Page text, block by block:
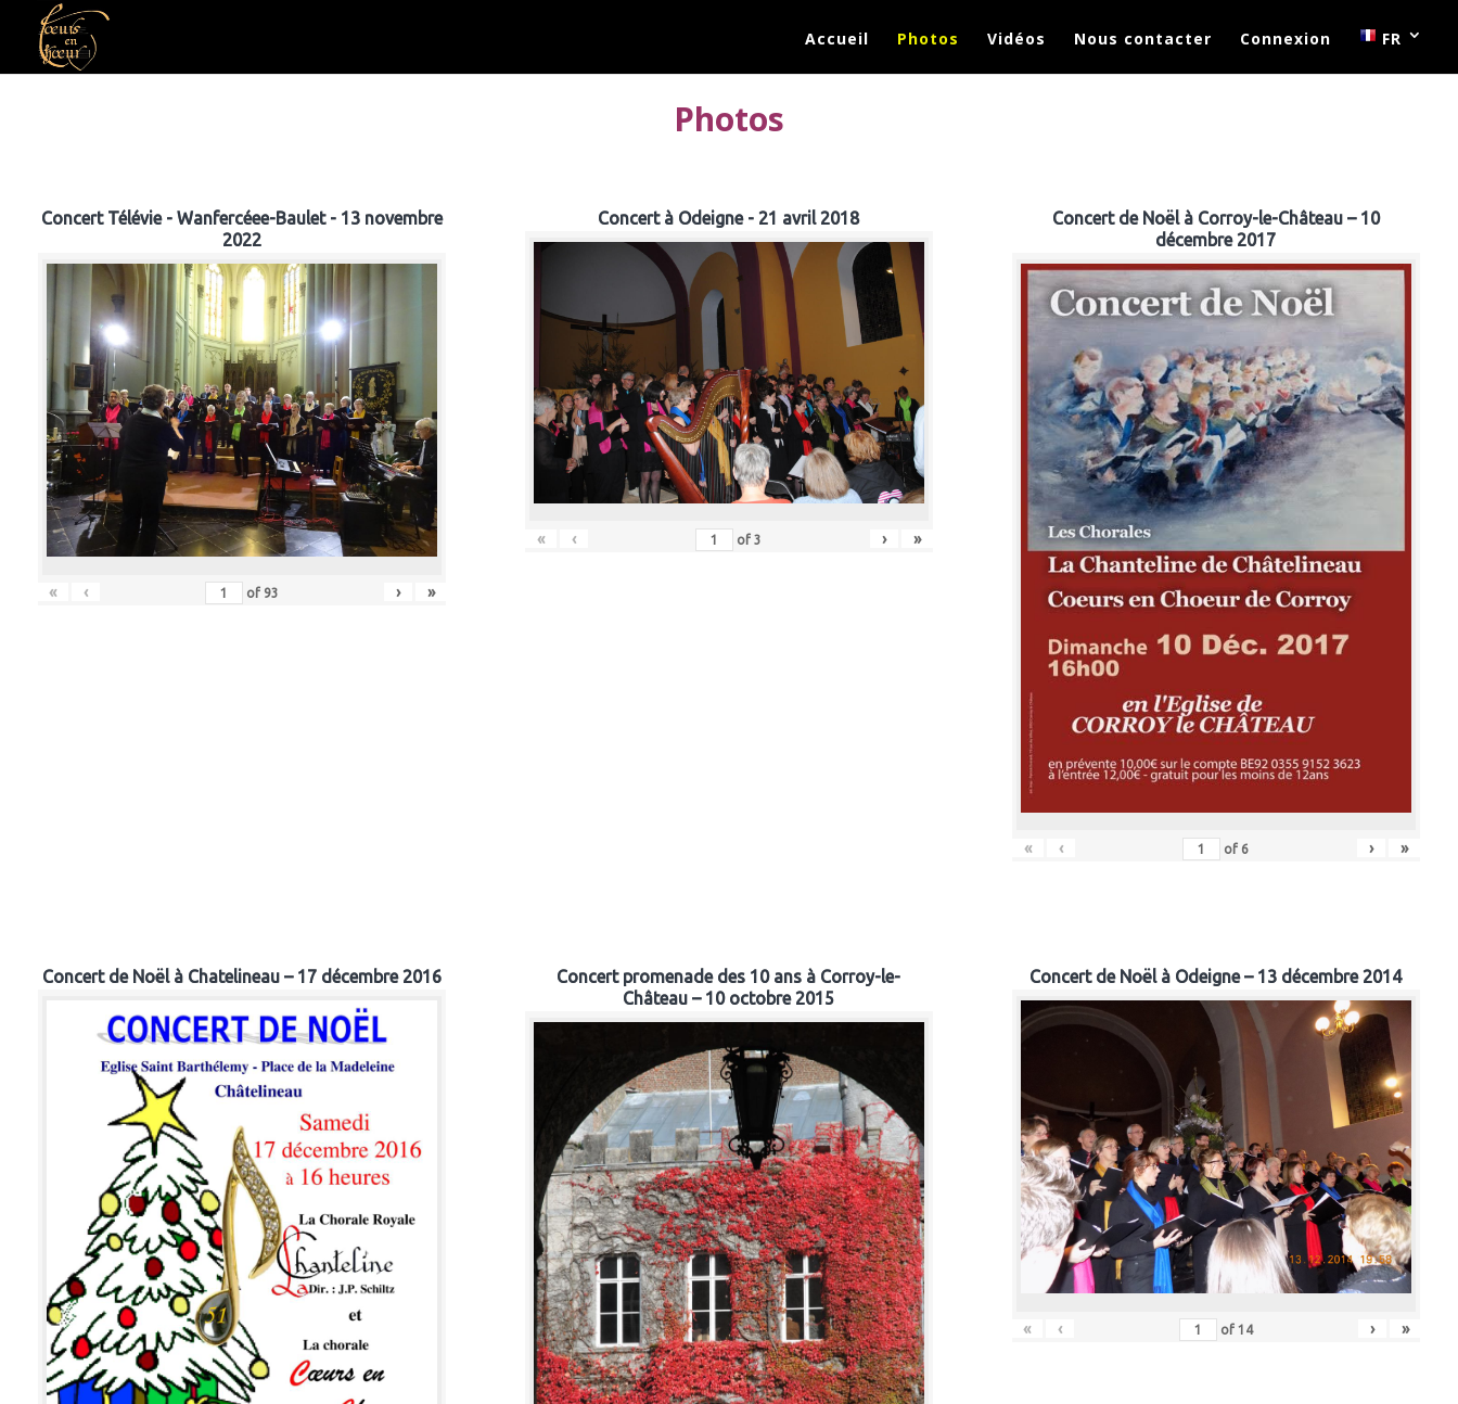
Accueil Photos Vidéos Nous contacter Connexion FR
Photos
Concert Télévie - Wanfercéee-Baulet - 13 novembre
2022
« ‹ of 93 › »
Concert à Odeigne - 21 avril 2018
« ‹ of3 › »
Concert de Noël à Corroy-le-Château – 10
décembre 2017
« ‹ of 6 › »
Concert de Noël à Chatelineau – 17 décembre 2016
Concert promenade des 10 ans à Corroy-le-
Château – 10 octobre 2015
Concert de Noël à Odeigne – 13 décembre 2014
« ‹ of 14 › »